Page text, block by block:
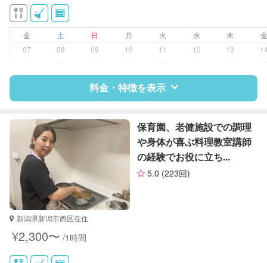
作り置き料理
早朝対応
夜間対応
金 土 日 月 火 水 木
07
08 09 10 11 12 13
料金・特徴を表示
特徴 料金 レビュー
サポートの特徴
資格
対応可能/特徴
掃除（洗面所、お風呂場、お手洗
保育園、老健施設での調理
や身体が喜ぶ料理教室講師
の経験でお役に立ち...
5.0 (223回)
新潟県新潟市西区在住
¥2,300〜 /1時間